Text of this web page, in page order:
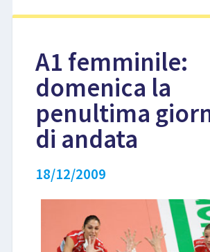
EVENTI
LIBRI
A1 femminile:
domenica la
penultima
di andata
18/12/2009